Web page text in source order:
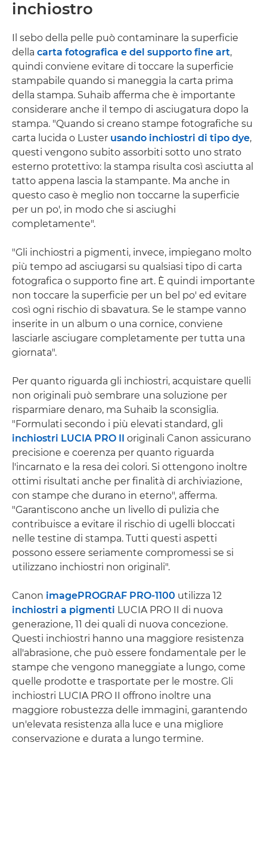
inchiostro
Il sebo della pelle può contaminare la superficie
della carta fotografica e del supporto fine art,
quindi conviene evitare di toccare la superficie
stampabile quando si maneggia la carta prima
della stampa. Suhaib afferma che è importante
considerare anche il tempo di asciugatura dopo la
stampa. "Quando si creano stampe fotografiche su
carta lucida o Luster usando inchiostri di tipo dye,
questi vengono subito assorbiti sotto uno strato
esterno protettivo: la stampa risulta così asciutta al
tatto appena lascia la stampante. Ma anche in
questo caso è meglio non toccarne la superficie
per un po', in modo che si asciughi
completamente".
"Gli inchiostri a pigmenti, invece, impiegano molto
più tempo ad asciugarsi su qualsiasi tipo di carta
fotografica o supporto fine art. È quindi importante
non toccare la superficie per un bel po' ed evitare
così ogni rischio di sbavatura. Se le stampe vanno
inserite in un album o una cornice, conviene
lasciarle asciugare completamente per tutta una
giornata".
Per quanto riguarda gli inchiostri, acquistare quelli
non originali può sembrare una soluzione per
risparmiare denaro, ma Suhaib la sconsiglia.
"Formulati secondo i più elevati standard, gli
inchiostri LUCIA PRO II originali Canon assicurano
precisione e coerenza per quanto riguarda
l'incarnato e la resa dei colori. Si ottengono inoltre
ottimi risultati anche per finalità di archiviazione,
con stampe che durano in eterno", afferma.
"Garantiscono anche un livello di pulizia che
contribuisce a evitare il rischio di ugelli bloccati
nelle testine di stampa. Tutti questi aspetti
possono essere seriamente compromessi se si
utilizzano inchiostri non originali".
Canon imagePROGRAF PRO-1100 utilizza 12
inchiostri a pigmenti LUCIA PRO II di nuova
generazione, 11 dei quali di nuova concezione.
Questi inchiostri hanno una maggiore resistenza
all'abrasione, che può essere fondamentale per le
stampe che vengono maneggiate a lungo, come
quelle prodotte e trasportate per le mostre. Gli
inchiostri LUCIA PRO II offrono inoltre una
maggiore robustezza delle immagini, garantendo
un'elevata resistenza alla luce e una migliore
conservazione e durata a lungo termine.